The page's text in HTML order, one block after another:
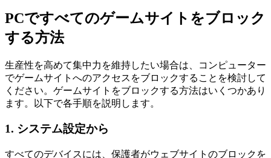
PCですべてのゲームサイトをブロック
する方法
生産性を高めて集中力を維持したい場合は、コンピューター
でゲームサイトへのアクセスをブロックすることを検討して
ください。ゲームサイトをブロックする方法はいくつかあり
ます。以下で各手順を説明します。
1. システム設定から
すべてのデバイスには、保護者がウェブサイトのブロックを